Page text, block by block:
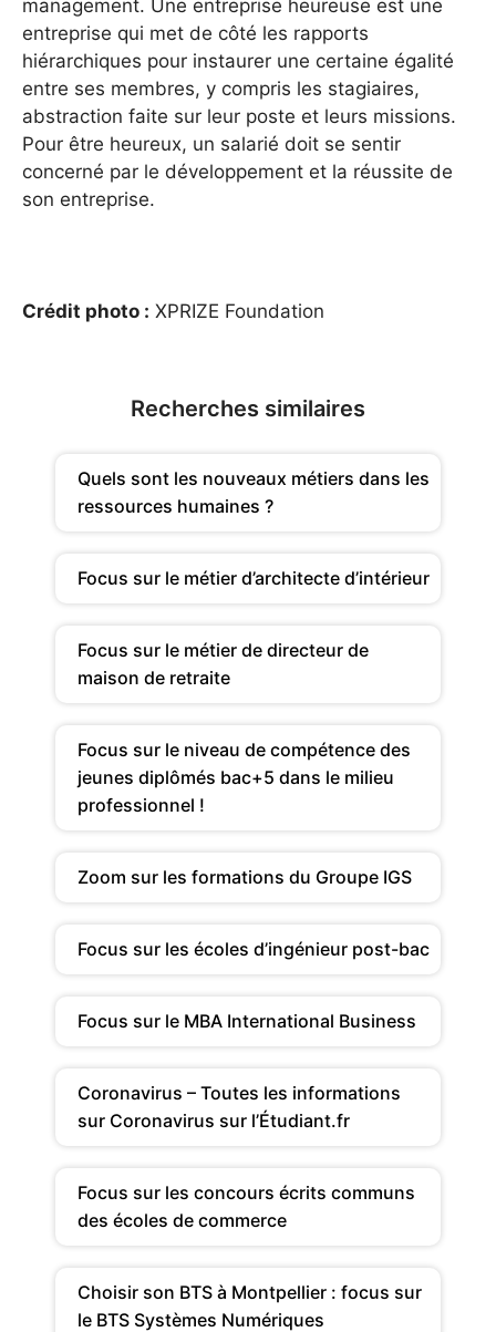
management. Une entreprise heureuse est une
entreprise qui met de côté les rapports
hiérarchiques pour instaurer une certaine égalité
entre ses membres, y compris les stagiaires,
abstraction faite sur leur poste et leurs missions.
Pour être heureux, un salarié doit se sentir
concerné par le développement et la réussite de
son entreprise.
Crédit photo : XPRIZE Foundation
Recherches similaires
Quels sont les nouveaux métiers dans les
ressources humaines ?
Focus sur le métier d’architecte d’intérieur
Focus sur le métier de directeur de
maison de retraite
Focus sur le niveau de compétence des
jeunes diplômés bac+5 dans le milieu
professionnel !
Zoom sur les formations du Groupe IGS
Focus sur les écoles d’ingénieur post-bac
Focus sur le MBA International Business
Coronavirus – Toutes les informations
sur Coronavirus sur l’Étudiant.fr
Focus sur les concours écrits communs
des écoles de commerce
Choisir son BTS à Montpellier : focus sur
le BTS Systèmes Numériques